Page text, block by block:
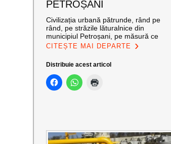
PETROȘANI
Civilizația urbană pătrunde, rând pe
rând, pe străzile lăturalnice din
municipiul Petroșani, pe măsură ce
CITEȘTE MAI DEPARTE
Distribuie acest articol